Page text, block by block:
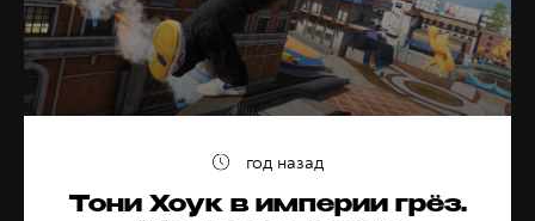
Тони Хоук в империи грёз.
год назад